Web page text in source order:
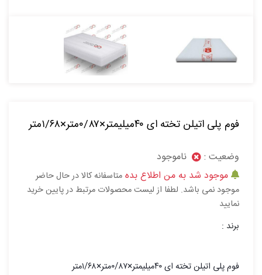
فوم پلی اتیلن تخته ای ۴۰میلیمتر×۰/۸۷متر×۱/۶۸متر
وضعیت :
ناموجود
موجود شد به من اطلاع بده متاسفانه کالا در حال حاضر
موجود نمی باشد. لطفا از لیست محصولات مرتبط در پایین خرید
نمایید
برند :
فوم پلی اتیلن تخته ای ۴۰میلیمتر×۰/۸۷متر×۱/۶۸متر